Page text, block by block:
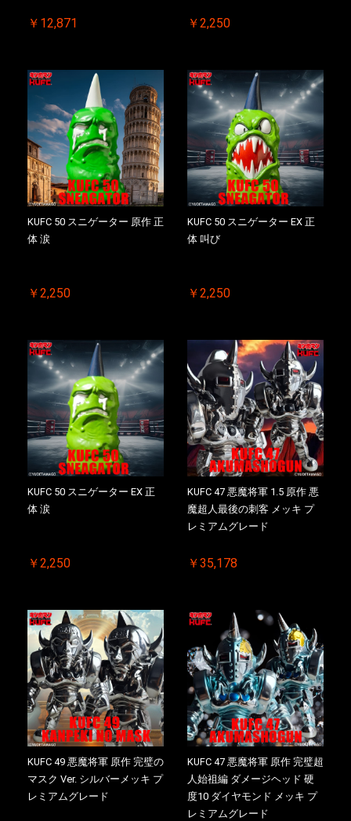
￥12,871 ￥2,250
KUFC 50 スニゲーター 原作 正
体 涙
￥2,250
KUFC 50 スニゲーター EX 正
体 叫び
￥2,250
KUFC 50 スニゲーター EX 正
体 涙
￥2,250
KUFC 47 悪魔将軍 1.5 原作 悪
魔超人最後の刺客 メッキ プ
レミアムグレード
￥35,178
KUFC 49 悪魔将軍 原作 完璧の
マスク Ver. シルバーメッキ プ
レミアムグレード
KUFC 47 悪魔将軍 原作 完璧超
人始祖編 ダメージヘッド 硬
度10 ダイヤモンド メッキ プ
レミアムグレード